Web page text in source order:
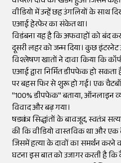
वीडियो में उन्हें छह उंगलियों के साथ
एआई हेरफेर का संकेत था।
विडंबना यह है कि अफवाहों को बंद
दूसरी लहर को जन्म दिया। कुछ
विश्लेषण खातों ने दावा किया कि
एआई द्वारा निर्मित डीपफेक हो
पर बहस फिर से शुरू हो गई। एक
"100% डीपफेक" बताया, ऑनलाइन
विवाद और बढ़ गया।
षड्यंत्र सिद्धांतों के बावजूद, स्वतंत्र
की कि वीडियो वास्तविक था और एक
जिसमें हत्या के दावों का समर्थन करने
घटना इस बात को उजागर करती है